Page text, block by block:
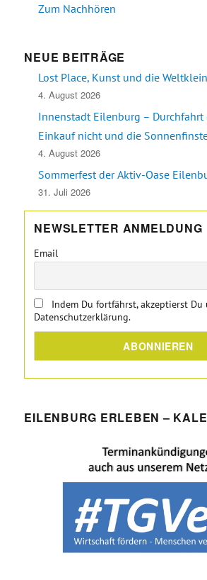
Zum Nachhören
NEUE BEITRÄGE
Lost Place, Kunst und die
4. August 2026
Innenstadt Eilenburg – Durchfahrt
Einkauf nicht und die
4. August 2026
Sommerfest der Aktiv-Oase
31. Juli 2026
NEWSLETTER ANMELDUNG
Email
Indem Du fortfährst, akzeptierst Du
Datenschutzerklärung.
EILENBURG ERLEBEN –